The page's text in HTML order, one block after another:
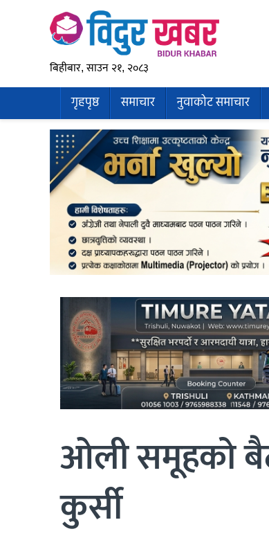
बिहीबार, साउन २१, २०८३
गृहपृष्ठ समाचार नुवाकोट समाचार
ओली समूहको
कुर्सी